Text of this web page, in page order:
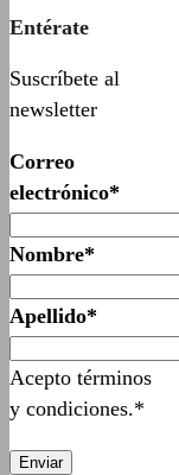
Entérate
Suscríbete al
newsletter
Correo
electrónico*
Nombre*
Apellido*
Acepto términos
y condiciones.*